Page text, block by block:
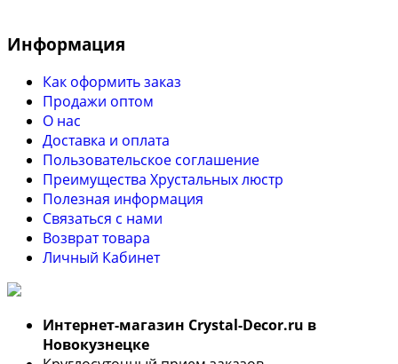
Информация
Как оформить заказ
Продажи оптом
О нас
Доставка и оплата
Пользовательское соглашение
Преимущества Хрустальных люстр
Полезная информация
Связаться с нами
Возврат товара
Личный Кабинет
Интернет-магазин Crystal-Decor.ru в
Новокузнецке